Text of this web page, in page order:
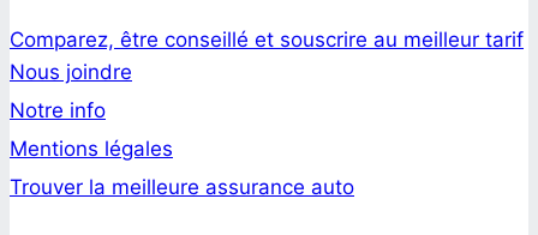
Comparez, être conseillé et souscrire au meilleur tarif
Nous joindre
Notre info
Mentions légales
Trouver la meilleure assurance auto